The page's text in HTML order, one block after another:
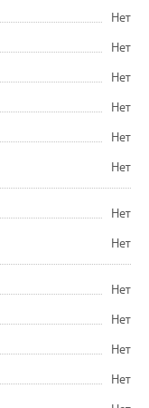
Нет
Нет
Нет
Нет
Нет
Нет
Нет
Нет
Нет
Нет
Нет
Нет